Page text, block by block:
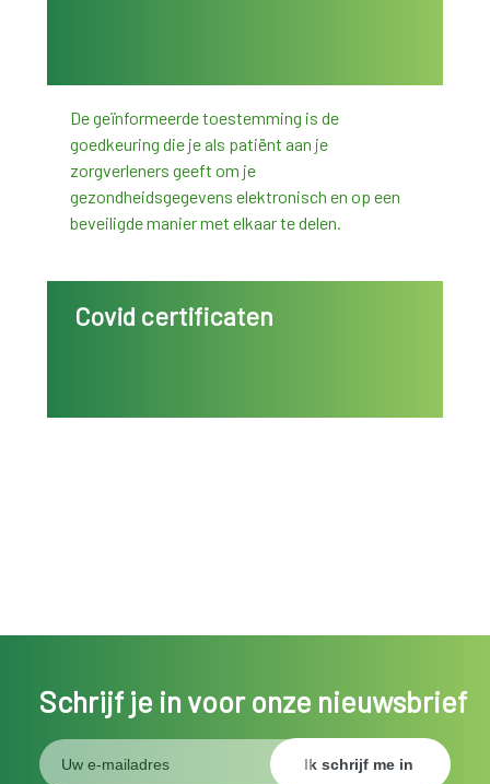
De geïnformeerde toestemming is de
goedkeuring die je als patiënt aan je
zorgverleners geeft om je
gezondheidsgegevens elektronisch en op een
beveiligde manier met elkaar te delen.
Covid certificaten
Schrijf je in voor onze nieuwsbrief